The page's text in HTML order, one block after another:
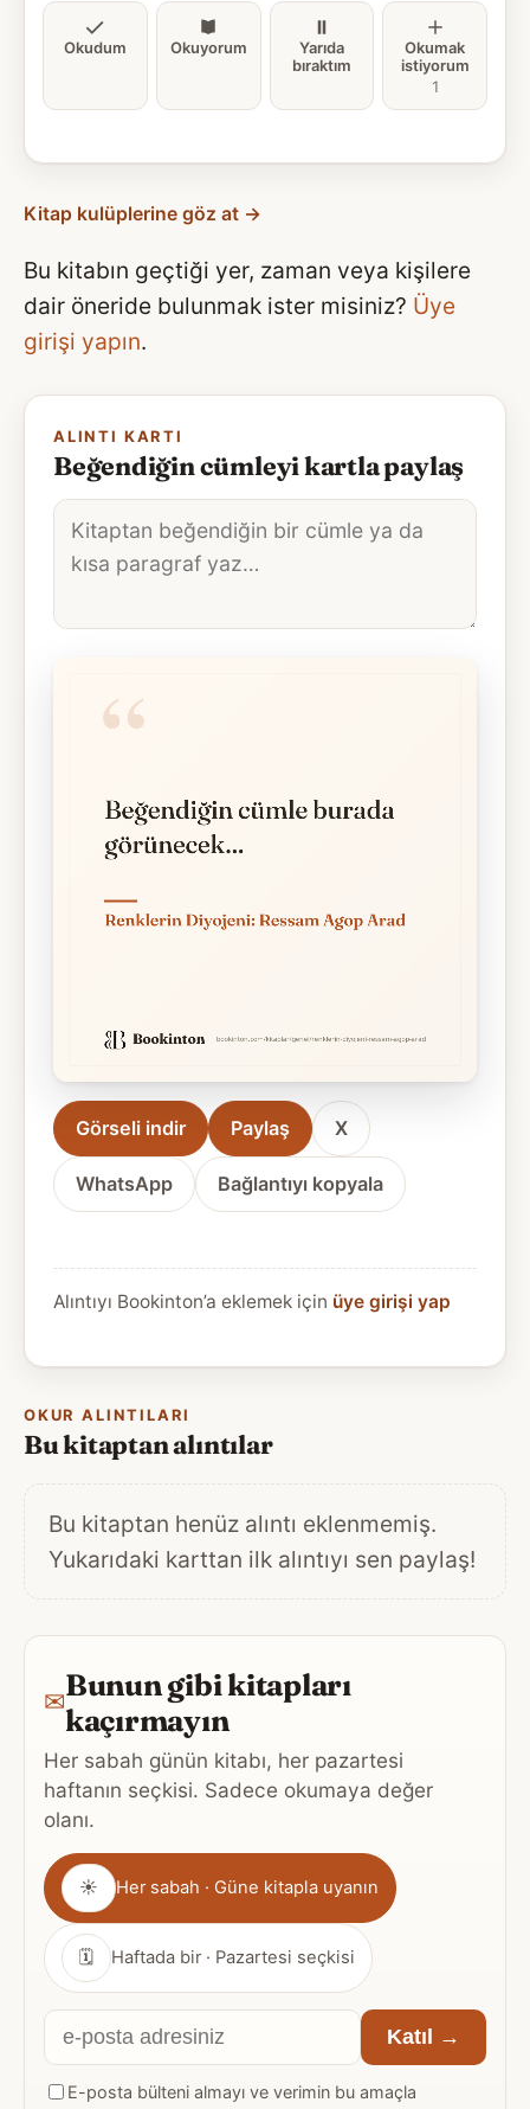
Okudum Okuyorum
Yarıda
bıraktım
Okumak
istiyorum
1
Kitap kulüplerine göz at →
Bu kitabın geçtiği yer, zaman veya kişilere
dair öneride bulunmak ister misiniz? Üye
girişi yapın.
ALINTI KARTI
Beğendiğin cümleyi kartla paylaş
Alıntı
metni
Görseli indir Paylaş X
WhatsApp Bağlantıyı kopyala
Alıntıyı Bookinton’a eklemek için üye girişi yap
OKUR ALINTILARI
Bu kitaptan alıntılar
Bu kitaptan henüz alıntı eklenmemiş.
Yukarıdaki karttan ilk alıntıyı sen paylaş!
✉Bunun gibi kitapları
kaçırmayın
Her sabah günün kitabı, her pazartesi
haftanın seçkisi. Sadece okumaya değer
olanı.
Gönderim
sıklığı
☀ Her sabah · Güne kitapla uyanın
🗓 Haftada bir · Pazartesi seçkisi
E-
posta
adresiniz
Katıl →
E-posta bülteni almayı ve verimin bu amaçla